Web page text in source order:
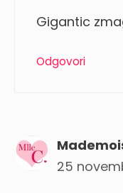
Gigantic
Odgovori
25